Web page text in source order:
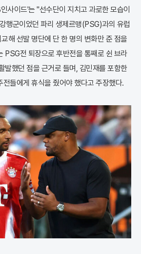
사이드'는 "선수단이 지치고 과로한 모습이
행군이었던 파리 생제르맹(PSG)과의 유럽
해 선발 명단에 단 한 명의 변화만 준 점을
PSG전 퇴장으로 후반전을 통째로 쉰 브라
발했던 점을 근거로 들며, 김민재를 포함한
전들에게 휴식을 줬어야 했다고 주장했다.